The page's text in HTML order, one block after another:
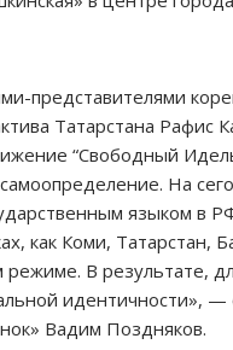
представителями
Татарстана Рафис
“Свободный
На
языком в
как Коми, Татарстан,
В результате,
идентичности», —
Вадим Поздняков.